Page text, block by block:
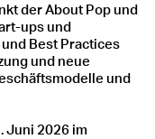
der About Pop und
ups und
und Best Practices
und neue
und
Juni 2026 im